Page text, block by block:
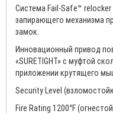
Система Fail-Safe™
запирающего механизма
замок.
Инновационный привод
«SURETIGHT» с муфтой
приложении крутящего
Security Level
Fire Rating 1200°F